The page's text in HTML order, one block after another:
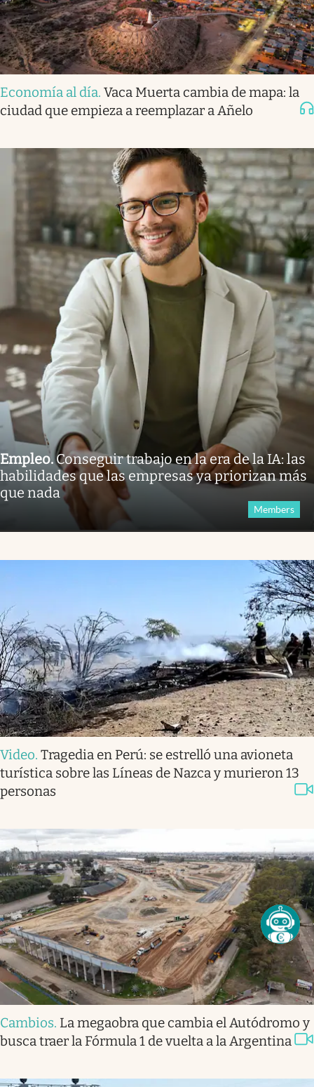
Economía al día. Vaca Muerta cambia de mapa: la
ciudad que empieza a reemplazar a Añelo
Empleo.Conseguir trabajo en la era de la IA: las
habilidades que las empresas ya priorizan más
que nada
Members
Video. Tragedia en Perú: se estrelló una avioneta
turística sobre las Líneas de Nazca y murieron 13
personas
Cambios. La megaobra que cambia el Autódromo y
busca traer la Fórmula 1 de vuelta a la Argentina